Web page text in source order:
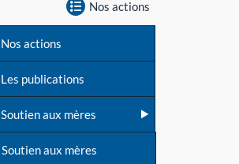
Nos actions
Nos actions
Les publications
Soutien aux mères
Soutien aux mères